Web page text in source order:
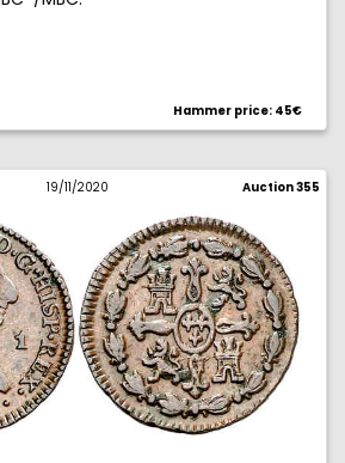
Hammer price: 45€
19/11/2020 Auction 355